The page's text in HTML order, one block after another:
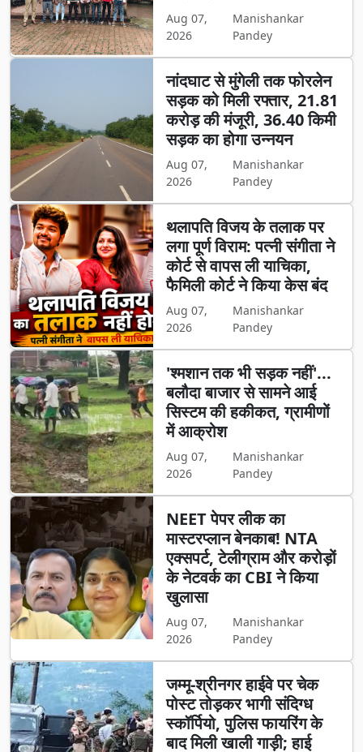
Aug 07,
2026
Manishankar
Pandey
नांदघाट से मुंगेली तक फोरलेन
सड़क को मिली रफ्तार, 21.81
करोड़ की मंजूरी, 36.40 किमी
सड़क का होगा उन्नयन
Aug 07,
2026
Manishankar
Pandey
थलापति विजय के तलाक पर
लगा पूर्ण विराम: पत्नी संगीता ने
कोर्ट से वापस ली याचिका,
फैमिली कोर्ट ने किया केस बंद
Aug 07,
2026
Manishankar
Pandey
'श्मशान तक भी सड़क नहीं'...
बलौदा बाजार से सामने आई
सिस्टम की हकीकत, ग्रामीणों
में आक्रोश
Aug 07,
2026
Manishankar
Pandey
NEET पेपर लीक का
मास्टरप्लान बेनकाब! NTA
एक्सपर्ट, टेलीग्राम और करोड़ों
के नेटवर्क का CBI ने किया
खुलासा
Aug 07,
2026
Manishankar
Pandey
जम्मू-श्रीनगर हाईवे पर चेक
पोस्ट तोड़कर भागी संदिग्ध
स्कॉर्पियो, पुलिस फायरिंग के
बाद मिली खाली गाड़ी; हाई